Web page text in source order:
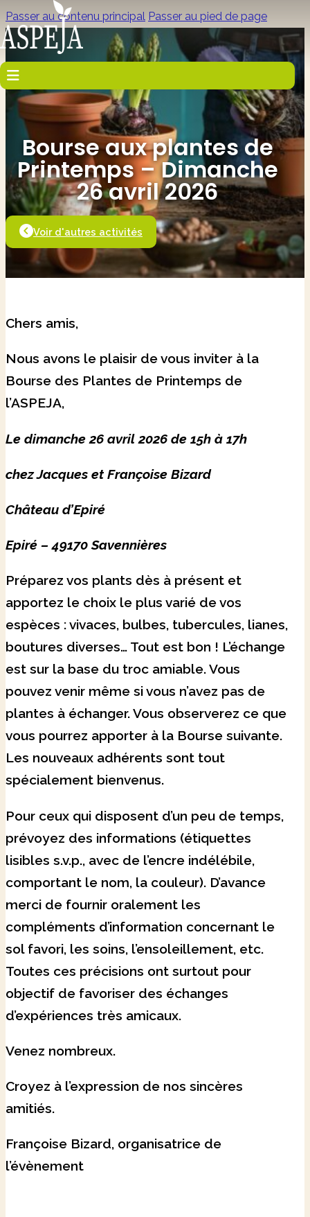
Passer au contenu principal Passer au pied de page
Bourse aux plantes de
Printemps – Dimanche
26 avril 2026
Voir d'autres activités
Chers amis,
Nous avons le plaisir de vous inviter à la
Bourse des Plantes de Printemps de
l’ASPEJA,
Le dimanche 26 avril 2026 de 15h à 17h
chez Jacques et Françoise Bizard
Château d’Epiré
Epiré – 49170 Savennières
Préparez vos plants dès à présent et
apportez le choix le plus varié de vos
espèces : vivaces, bulbes, tubercules, lianes,
boutures diverses… Tout est bon ! L’échange
est sur la base du troc amiable. Vous
pouvez venir même si vous n’avez pas de
plantes à échanger. Vous observerez ce que
vous pourrez apporter à la Bourse suivante.
Les nouveaux adhérents sont tout
spécialement bienvenus.
Pour ceux qui disposent d’un peu de temps,
prévoyez des informations (étiquettes
lisibles s.v.p., avec de l’encre indélébile,
comportant le nom, la couleur). D’avance
merci de fournir oralement les
compléments d’information concernant le
sol favori, les soins, l’ensoleillement, etc.
Toutes ces précisions ont surtout pour
objectif de favoriser des échanges
d’expériences très amicaux.
Venez nombreux.
Croyez à l’expression de nos sincères
amitiés.
Françoise Bizard, organisatrice de
l’évènement